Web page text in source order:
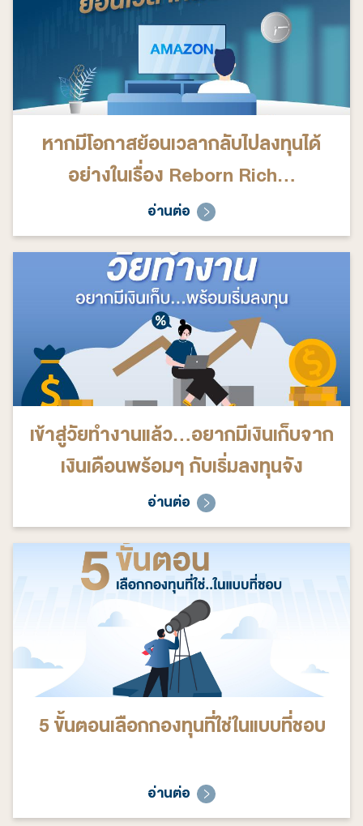
หากมีโอกาสย้อนเวลากลับไปลงทุนได้
อย่างในเรื่อง Reborn Rich...
อ่านต่อ
เข้าสู่วัยทำงานแล้ว...อยากมีเงินเก็บจาก
เงินเดือนพร้อมๆ กับเริ่มลงทุนจัง
อ่านต่อ
5 ขั้นตอนเลือกกองทุนที่ใช่ในแบบที่ชอบ
อ่านต่อ